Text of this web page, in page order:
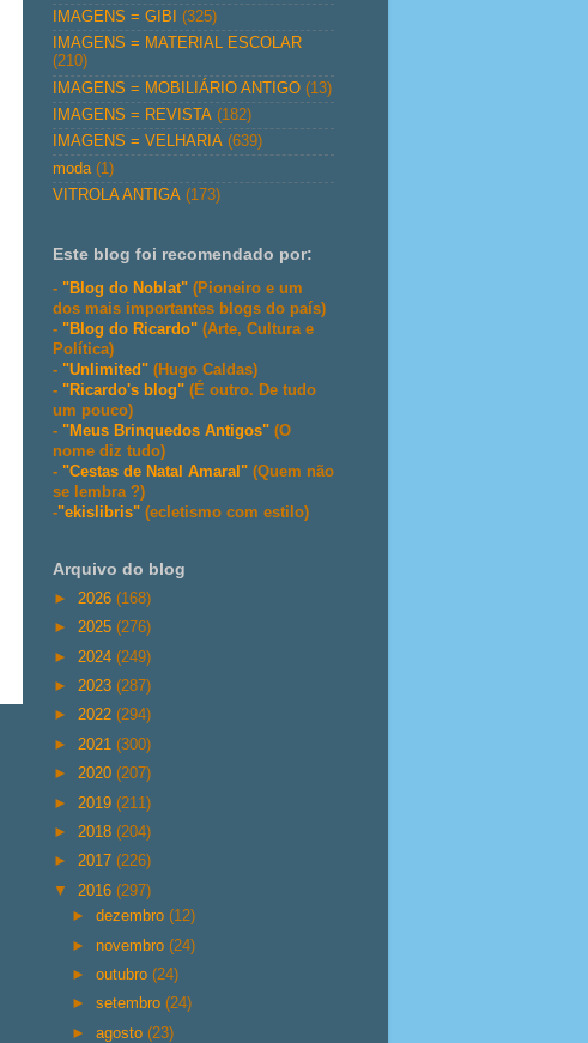
IMAGENS = GIBI
(325)
IMAGENS = MATERIAL ESCOLAR
(210)
IMAGENS = MOBILIÁRIO ANTIGO (13)
IMAGENS = REVISTA (182)
IMAGENS = VELHARIA (639)
moda (1)
VITROLA ANTIGA (173)
Este blog foi recomendado por:
- "Blog do Noblat" (Pioneiro e um
dos mais importantes blogs do país)
- "Blog do Ricardo" (Arte, Cultura e
Política)
- "Unlimited" (Hugo Caldas)
- "Ricardo's blog" (É outro. De tudo
um pouco)
- "Meus Brinquedos Antigos" (O
nome diz tudo)
- "Cestas de Natal Amaral" (Quem não
se lembra ?)
-"ekislibris" (ecletismo com estilo)
Arquivo do blog
► 2026 (168)
► 2025 (276)
► 2024 (249)
► 2023 (287)
► 2022 (294)
► 2021 (300)
► 2020 (207)
► 2019 (211)
► 2018 (204)
► 2017 (226)
▼ 2016 (297)
►dezembro(12)
► novembro(24)
►outubro(24)
►setembro(24)
►agosto(23)